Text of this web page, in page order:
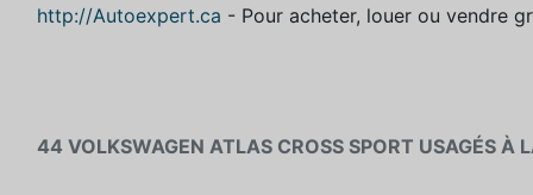
http://Autoexpert.ca - Pour acheter, louer ou vendre
44 VOLKSWAGEN ATLAS CROSS SPORT USAGÉS À